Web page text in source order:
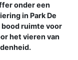
onder een
in Park De
bood ruimte voor
het vieren van